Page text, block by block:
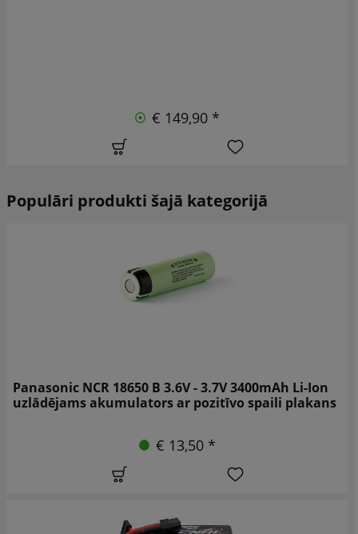
€ 149,90 *
Populāri produkti šajā kategorijā
Panasonic NCR 18650 B 3.6V - 3.7V 3400mAh Li-Ion
uzlādējams akumulators ar pozitīvo spaili plakans
€ 13,50 *